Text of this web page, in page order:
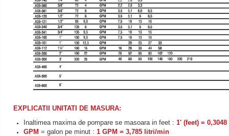
EXPLICATII UNITATI DE MASURA:
Inaltimea maxima de pompare se masoara in feet : 1' (feet) =
GPM = galon pe minut : 1 GPM = 3,785 litri/min